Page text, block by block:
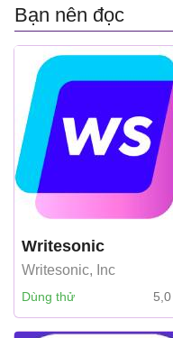
Bạn nên đọc
Writesonic
Writesonic, Inc
Dùng thử 5,0